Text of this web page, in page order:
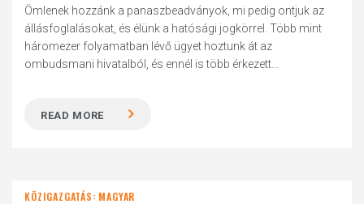
Ömlenek hozzánk a panaszbeadványok, mi pedig ontjuk az
állásfoglalásokat, és élünk a hatósági jogkörrel. Több mint
háromezer folyamatban lévő ügyet hoztunk át az
ombudsmani hivatalból, és ennél is több érkezett...
READ MORE
KÖZIGAZGATÁS: MAGYAR